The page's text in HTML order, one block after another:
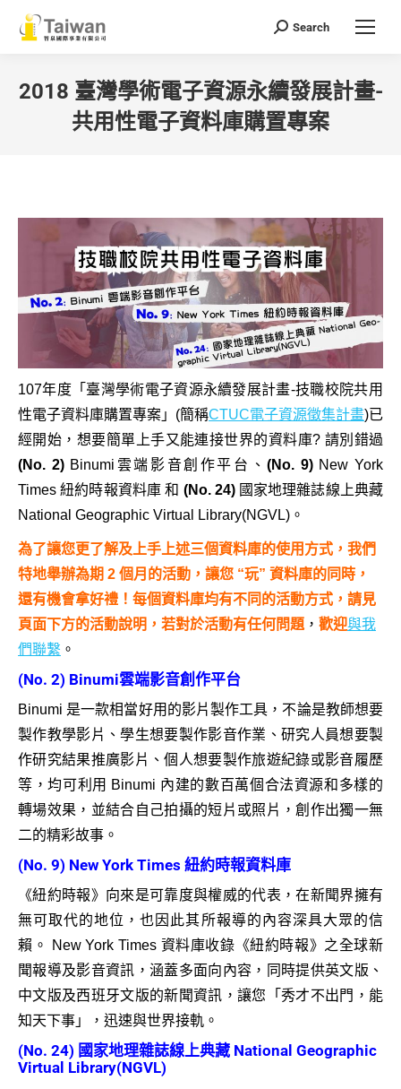
Search:
Search
2018 臺灣學術電子資源永續發展計畫-
共用性電子資料庫購置專案
107年度「臺灣學術電子資源永續發展計畫-技職校院共用
性電子資料庫購置專案」(簡稱CTUC電子資源徵集計畫)已
經開始，想要簡單上手又能連接世界的資料庫? 請別錯過
(No. 2) Binumi雲端影音創作平台、(No. 9)New York
Times 紐約時報資料庫 和 (No. 24) 國家地理雜誌線上典藏
National Geographic Virtual Library(NGVL)。
為了讓您更了解及上手上述三個資料庫的使用方式，我們
特地舉辦為期 2 個月的活動，讓您 “玩” 資料庫的同時，
還有機會拿好禮！ 每個資料庫均有不同的活動方式，請見
頁面下方的活動說明，若對於活動有任何問題 ， 歡迎與我
們聯繫 。
(No. 2) Binumi雲端影音創作平台
Binumi 是一款相當好用的影片製作工具，不論是教師想要
製作教學影片、學生想要製作影音作業、研究人員想要製
作研究結果推廣影片、個人想要製作旅遊紀錄或影音履歷
等，均可利用 Binumi 內建的數百萬個合法資源和多樣的
轉場效果，並結合自己拍攝的短片或照片，創作出獨一無
二的精彩故事。
(No. 9) New York Times 紐約時報資料庫
《紐約時報》向來是可靠度與權威的代表，在新聞界擁有
無可取代的地位，也因此其所報導的內容深具大眾的信
賴。 New York Times 資料庫收錄《紐約時報》之全球新
聞報導及影音資訊，涵蓋多面向內容，同時提供英文版、
中文版及西班牙文版的新聞資訊，讓您「秀才不出門，能
知天下事」，迅速與世界接軌。
(No. 24) 國家地理雜誌線上典藏 National Geographic
Virtual Library(NGVL)